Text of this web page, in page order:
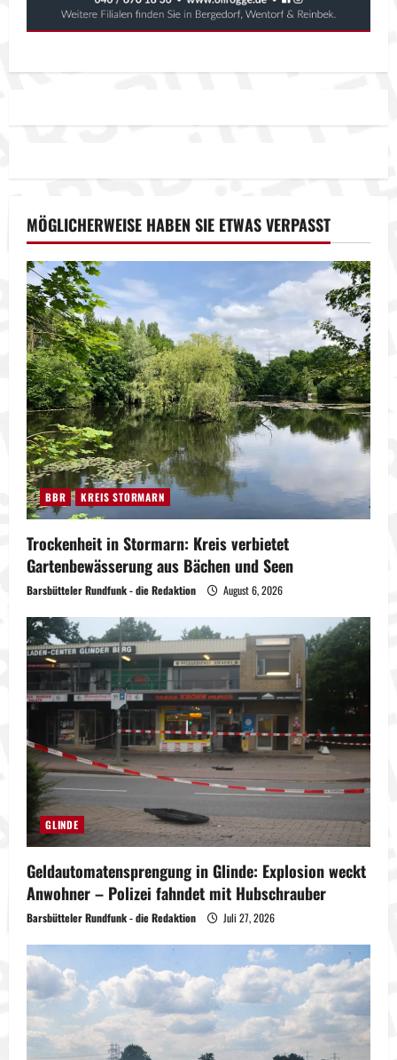
MÖGLICHERWEISE HABEN SIE ETWAS VERPASST
BBR KREIS STORMARN
Trockenheit in Stormarn: Kreis verbietet
Gartenbewässerung aus Bächen und Seen
Barsbütteler Rundfunk - die Redaktion August 6, 2026
GLINDE
Geldautomatensprengung in Glinde: Explosion weckt
Anwohner – Polizei fahndet mit Hubschrauber
Barsbütteler Rundfunk - die Redaktion Juli 27, 2026